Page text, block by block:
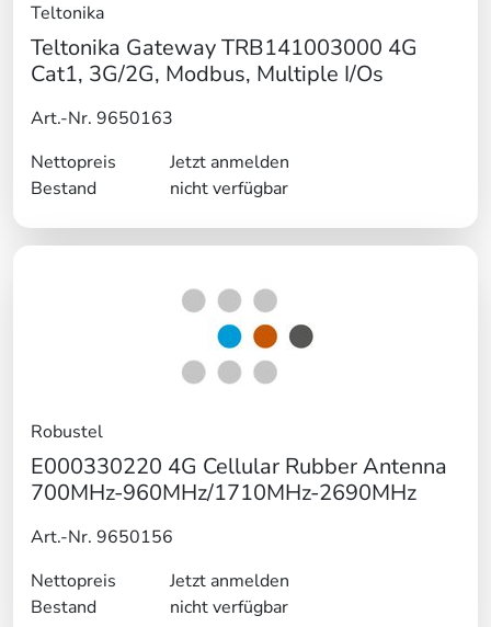
Teltonika
Teltonika Gateway TRB141003000 4G
Cat1, 3G/2G, Modbus, Multiple I/Os
Art.-Nr. 9650163
Nettopreis
Jetzt anmelden
Bestand
nicht verfügbar
Robustel
E000330220 4G Cellular Rubber Antenna
700MHz-960MHz/1710MHz-2690MHz
Art.-Nr. 9650156
Nettopreis
Jetzt anmelden
Bestand
nicht verfügbar